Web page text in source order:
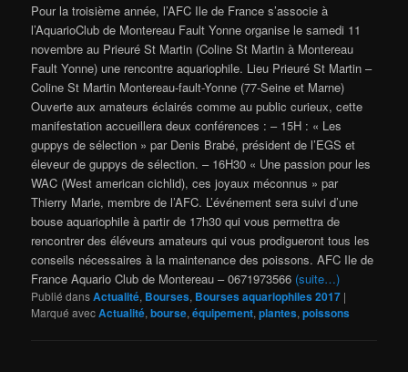
Pour la troisième année, l’AFC Ile de France s’associe à
l’AquarioClub de Montereau Fault Yonne organise le samedi 11
novembre au Prieuré St Martin (Coline St Martin à Montereau
Fault Yonne) une rencontre aquariophile. Lieu Prieuré St Martin –
Coline St Martin Montereau-fault-Yonne (77-Seine et Marne)
Ouverte aux amateurs éclairés comme au public curieux, cette
manifestation accueillera deux conférences : – 15H : « Les
guppys de sélection » par Denis Brabé, président de l’EGS et
éleveur de guppys de sélection. – 16H30 « Une passion pour les
WAC (West american cichlid), ces joyaux méconnus » par
Thierry Marie, membre de l’AFC. L’événement sera suivi d’une
bouse aquariophile à partir de 17h30 qui vous permettra de
rencontrer des éléveurs amateurs qui vous prodigueront tous les
conseils nécessaires à la maintenance des poissons. AFC Ile de
France Aquario Club de Montereau – 0671973566 (suite…)
Publié dansActualité, Bourses, Bourses aquariophiles 2017 |
Marqué avecActualité,bourse,équipement,plantes,poissons